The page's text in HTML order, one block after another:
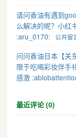
请问香油有遇到
么解决的呢？小
:aru_0170:
公共留
问问香油日本【关
限于吃喝彩妆伴手
感激
最近评论 (0)